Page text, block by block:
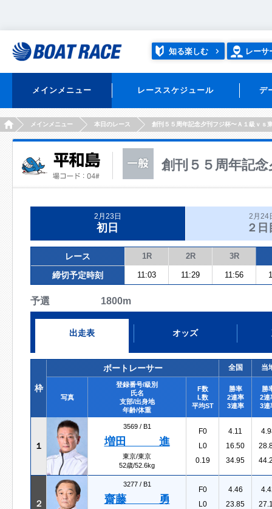
知る楽しむ レーサ
メインメニュー レーススケジュール デ
HOMEメインメニュー 本日のレース 創刊５５周年記念夕刊フジ杯〜Ａ１級ｖｓ
創刊５５周年記
2月23日
初日
2月24
２日
レース 1R 2R 3R
締切予定時刻 11:03 11:29 11:56
予選 1800m
出走表 オッズ
枠
ボートレーサー 全国 当
写真
登録番号/級別
氏名
支部/出身地
年齢/体重
F数
L数
平均ST
勝率
2連率
3連率
勝
2連
3連
１
3569 / B1
増田 進
東京/東京
52歳/52.6kg
F0
L0
0.19
4.11
16.50
34.95
２
3277 / B1
齋藤 勇
F0
L0
4.46
23.85